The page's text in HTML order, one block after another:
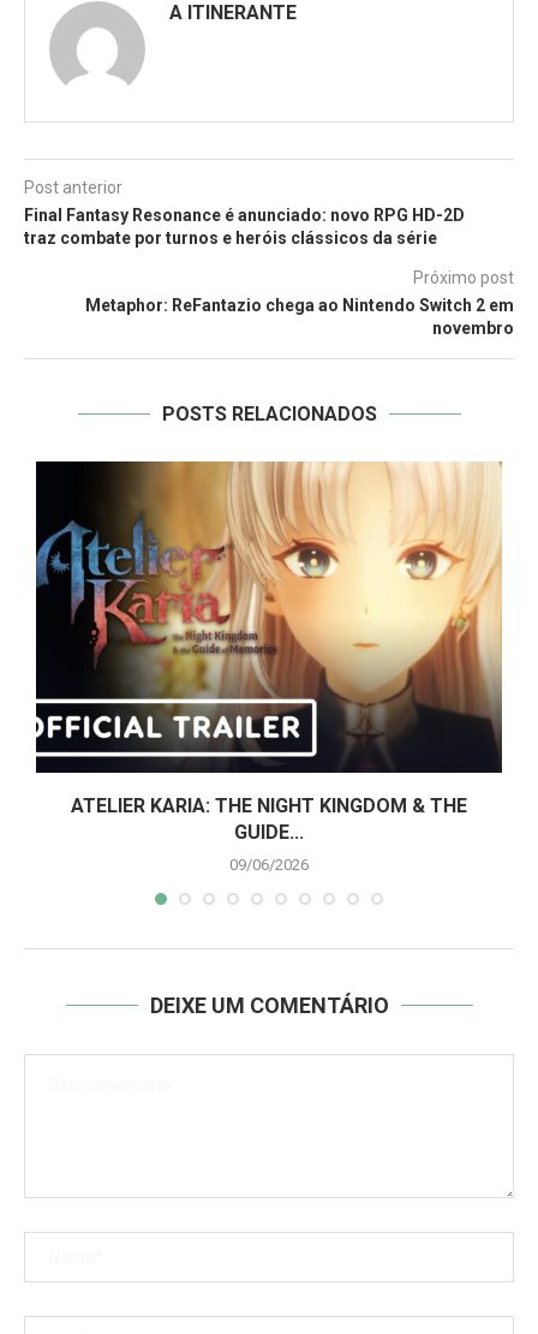
A ITINERANTE
Post anterior
Final Fantasy Resonance é anunciado: novo RPG HD-2D
traz combate por turnos e heróis clássicos da série
Próximo post
Metaphor: ReFantazio chega ao Nintendo Switch 2 em
novembro
POSTS RELACIONADOS
ATELIER KARIA: THE NIGHT KINGDOM & THE
GUIDE...
09/06/2026
DEIXE UM COMENTÁRIO